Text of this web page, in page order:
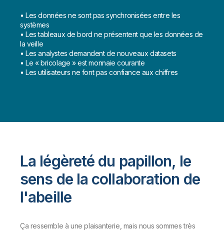
• Les données ne sont pas synchronisées entre les
systèmes
• Les tableaux de bord ne présentent que les données de
la veille
• Les analystes demandent de nouveaux datasets
• Le « bricolage » est monnaie courante
• Les utilisateurs ne font pas confiance aux chiffres
La légèreté du papillon, le
sens de la collaboration de
l'abeille
Ça ressemble à une plaisanterie, mais nous sommes très